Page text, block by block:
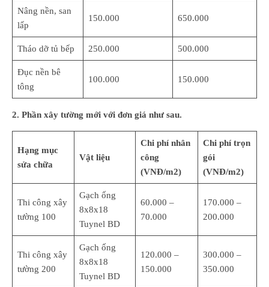
Nâng nền, san
lấp
150.000 650.000
Tháo dỡ tủ bếp 250.000 500.000
Đục nền bê
tông
100.000 150.000
2. Phần xây tường mới với đơn giá như sau.
Hạng mục
sửa chữa
Vật liệu
Chi phí nhân
công
(VNĐ/m2)
Chi phí trọn
gói
(VNĐ/m2)
Thi công xây
tường 100
Gạch ống
8x8x18
Tuynel BD
60.000 –
70.000
170.000 –
200.000
Thi công xây
tường 200
Gạch ống
8x8x18
Tuynel BD
120.000 –
150.000
300.000 –
350.000